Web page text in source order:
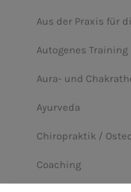
Aus der Praxis für
Autogenes Training
Aura- und
Ayurveda
Chiropraktik /
Coaching